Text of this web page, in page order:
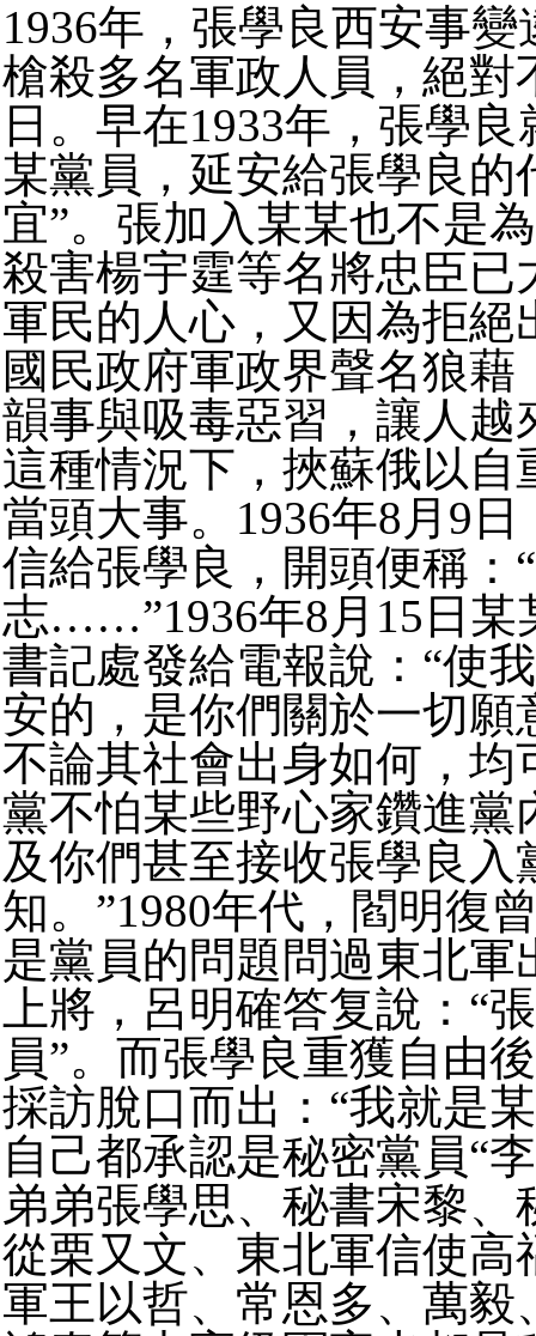
1936年，張學良西安事
槍殺多名軍政人員，絕對
日。 早在1933年，張學
某黨員，延安給張學良
宜”。 張加入某某也不是
殺害楊宇霆等名將忠臣已
軍民的人心，又因為拒絕
國民政府軍政界聲名狼藉
韻事與吸毒惡習，讓人越
這種情況下，挾蘇俄以自
當頭大事。 1936年8月9
信給張學良，開頭便稱：
志……”1936年8月15日某
書記處發給電報說：“使
安的，是你們關於一切願
不論其社會出身如何，均
黨不怕某些野心家鑽進黨
及你們甚至接收張學良入
知。”1980年代，閻明復
是黨員的問題問過東北軍
上將，呂明確答复說：“
員”。 而張學良重獲自由
採訪脫口而出：“我就是
自己都承認是秘密黨員“
弟弟張學思、秘書宋黎、
從栗又文、東北軍信使高
軍王以哲、常恩多、萬毅